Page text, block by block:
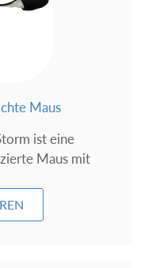
Maus
ist eine
Maus mit